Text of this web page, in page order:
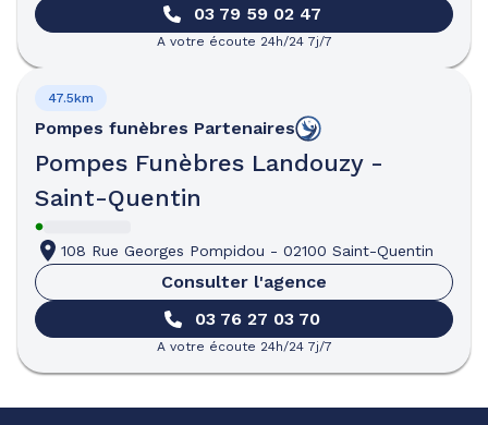
03 79 59 02 47
A votre écoute 24h/24 7j/7
Pompes funèbres Partenaires
Pompes Funèbres Landouzy -
Saint-Quentin
47.5km
108 Rue Georges Pompidou - 02100 Saint-Quentin
Consulter l'agence
03 76 27 03 70
A votre écoute 24h/24 7j/7